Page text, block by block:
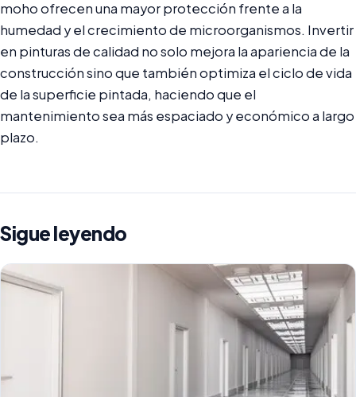
moho ofrecen una mayor protección frente a la
humedad y el crecimiento de microorganismos. Invertir
en pinturas de calidad no solo mejora la apariencia de la
construcción sino que también optimiza el ciclo de vida
de la superficie pintada, haciendo que el
mantenimiento sea más espaciado y económico a largo
plazo.
Sigue leyendo